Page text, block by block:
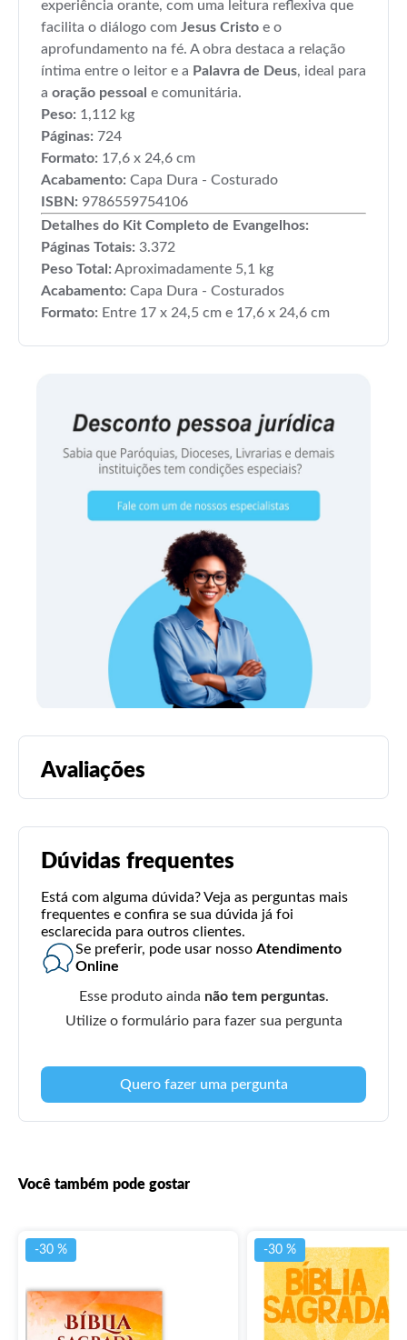
experiência orante, com uma leitura reflexiva que
facilita o diálogo com Jesus Cristo e o
aprofundamento na fé. A obra destaca a relação
íntima entre o leitor e a Palavra de Deus, ideal para
a oração pessoal e comunitária.
Peso: 1,112 kg
Páginas: 724
Formato: 17,6 x 24,6 cm
Acabamento: Capa Dura - Costurado
ISBN: 9786559754106
Detalhes do Kit Completo de Evangelhos:
Páginas Totais: 3.372
Peso Total: Aproximadamente 5,1 kg
Acabamento: Capa Dura - Costurados
Formato: Entre 17 x 24,5 cm e 17,6 x 24,6 cm
Avaliações
Dúvidas frequentes
Está com alguma dúvida? Veja as perguntas mais
frequentes e confira se sua dúvida já foi
esclarecida para outros clientes.
Se preferir, pode usar nosso Atendimento
Online
Esse produto ainda não tem perguntas.
Utilize o formulário para fazer sua pergunta
Quero fazer uma pergunta
Você também pode gostar
-30 % -30 %